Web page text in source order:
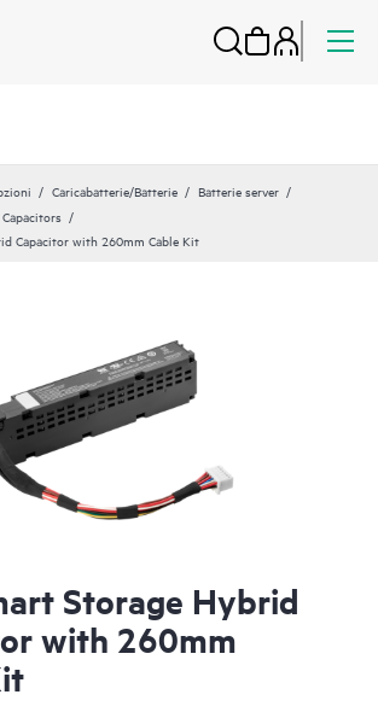
Caricabatterie/Batterie
Batterie server
Capacitor with 260mm Cable Kit
Storage Hybrid
with 260mm